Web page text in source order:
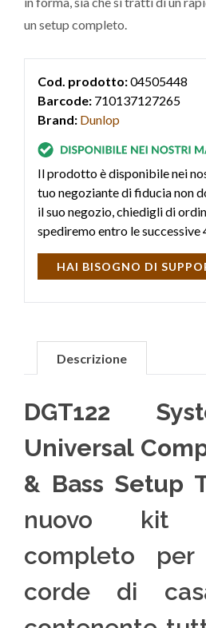
un setup completo.
Cod. prodotto:04505448
Barcode: 710137127265
Brand: Dunlop
Il prodotto è disponibile nei
tuo negoziante di fiducia non
il suo negozio, chiedigli di
spediremo entro le successive
HAI BISOGNO DI
Descrizione
DGT122
Universal
& Bass Setup
nuovo kit
completo
corde di